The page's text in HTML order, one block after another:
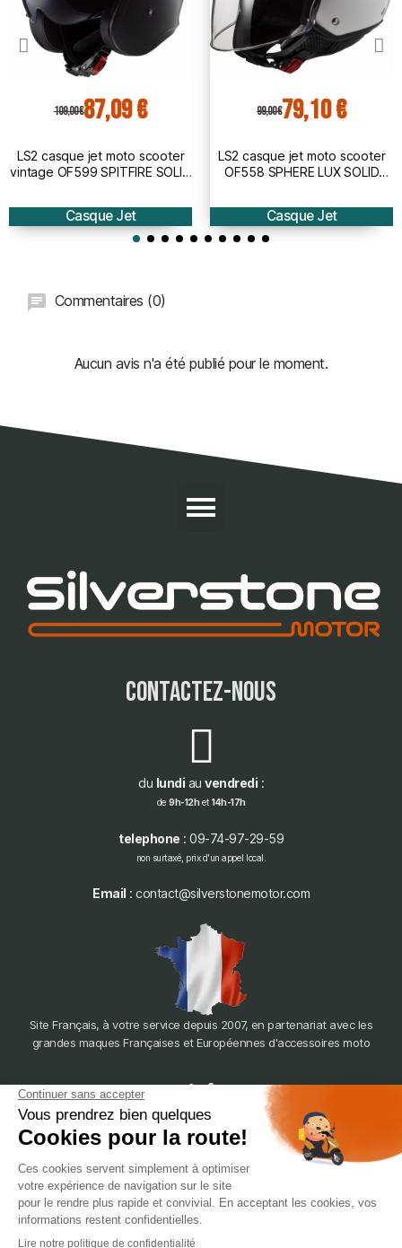
109,00 €87,09 €
LS2 casque jet moto scooter
vintage OF599 SPITFIRE SOLID
Casque Jet
99,00 €79,10 €
LS2 casque jet moto scooter
OF558 SPHERE LUX SOLID
Casque Jet
Commentaires (0)
Aucun avis n'a été publié pour le moment.
contactez-nous
du lundi au vendredi :
de 9h-12het 14h-17h
telephone : 09-74-97-29-59
non surtaxé, prix d'un appel local.
Email : contact@silverstonemotor.com
Site Français, à votre service depuis 2007, en partenariat avec les
grandes maques Françaises et Européennes d'accessoires moto
388 Av. Charles de Gaulle, 69200 Vénissieux